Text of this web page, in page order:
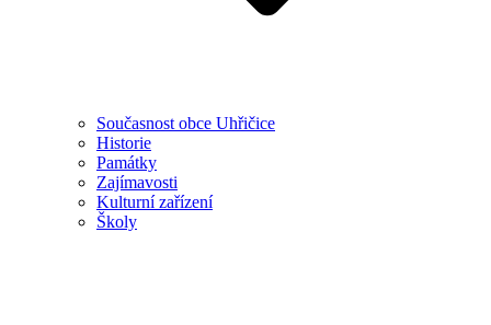
Současnost obce Uhřičice
Historie
Památky
Zajímavosti
Kulturní zařízení
Školy